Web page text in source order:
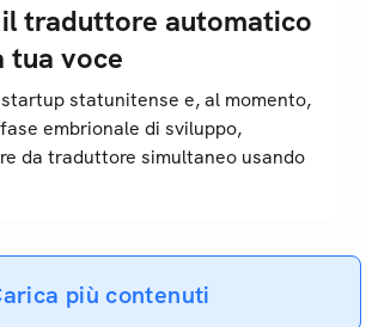
il traduttore automatico
tua voce
statunitense e, al momento,
embrionale di sviluppo,
da traduttore simultaneo usando
più contenuti